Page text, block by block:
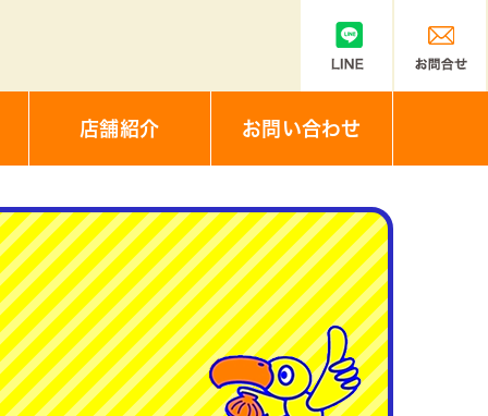
店舗紹介 お問い合わせ